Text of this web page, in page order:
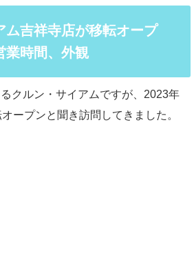
ム吉祥寺店が移転オープ
業時間、外観
クルン・サイアムですが、2023年
ープンと聞き訪問してきました。